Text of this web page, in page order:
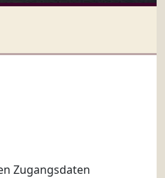
Zugangsdaten